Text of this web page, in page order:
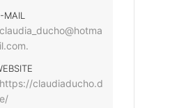
MAIL
claudia_ducho@hotma
il.com.
https://claudiaducho.d
e/